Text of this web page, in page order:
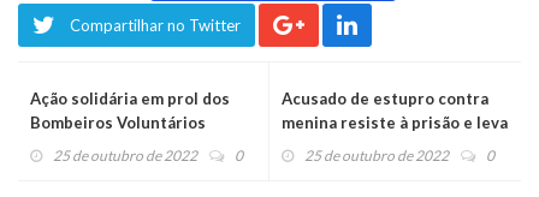
Compartilhar no Twitter
Ação solidária em prol dos
Bombeiros Voluntários
sorteou prêmios
25 de outubro de 2022 0
Acusado de estupro contra
menina resiste à prisão e leva
“choque”
25 de outubro de 2022 0